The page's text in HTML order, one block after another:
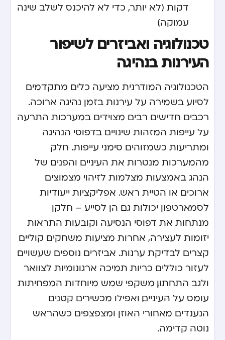
דקות (לא יותר, כדי לא להיכנס לשלב שינה
עמוקה).
טכנולוגיה ואביזרים לשיפור
העירנות בנהיגה
הטכנולוגיה המודרנית מציעה כלים מתקדמים
לסיוע בשמירה על עירנות בזמן נהיגה ארוכה.
רכבים חדישים רבים מצוידים במערכות התרעה
על עייפות המזהות שינויים בדפוסי הנהיגה
ומתריעות כשמזוהים סימני עייפות. חלק
מהמערכות מנטרות את העיניים והפנים של
הנהג באמצעות מצלמות לזיהוי מצמוצים
ארוכים או הטיית ראש. אפליקציות ייעודיות
לסמארטפון יכולות גם הן לסייע – חלקן
מנתחות את דפוסי הנסיעה וקובעות התראות
יזומות לעצירה, אחרות מציעות משחקים קוליים
קצרים לבדיקת ערנות. אביזרים נוספים שעשויים
לעזור כוללים כריות תמיכה ארגונומיות לצוואר
ולגב התחתון, משקפי שמש מיוחדות המפחיתות
עומס על העיניים, ואפילו מכשירים קטנים
הנענדים מאחורי האוזן ומצפצפים כשהראש
נוטה קדימה.